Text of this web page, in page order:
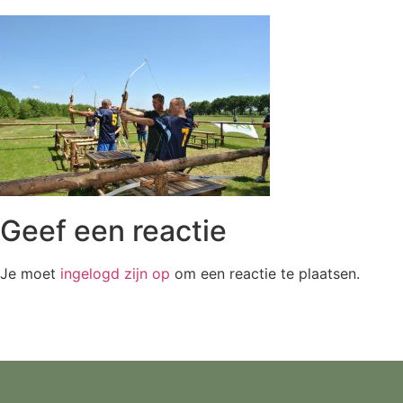
Geef een reactie
Je moet ingelogd zijn op om een reactie te plaatsen.